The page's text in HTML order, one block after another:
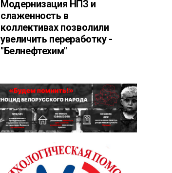
Модернизация НПЗ и
слаженность в
коллективах позволили
увеличить переработку -
"Белнефтехим"